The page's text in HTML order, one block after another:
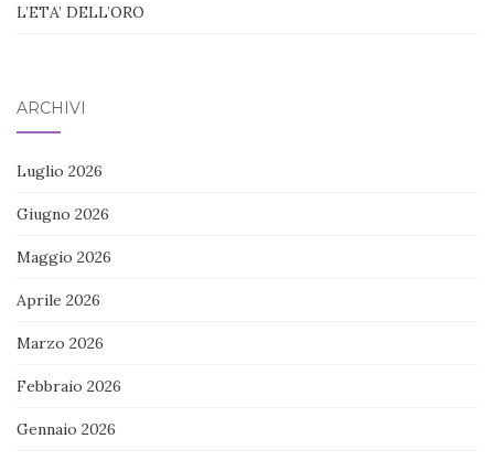
L’ETA’ DELL’ORO
ARCHIVI
Luglio 2026
Giugno 2026
Maggio 2026
Aprile 2026
Marzo 2026
Febbraio 2026
Gennaio 2026